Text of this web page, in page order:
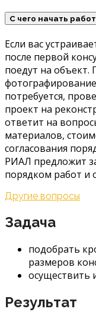
С чего начать
Если вас
после первой
поедут на объект.
потребуется,
проект на
ответит на
материалов,
согласования
РИАЛ предложит
порядком работ и
Другие вопросы
Задача
подобрать
размеров
осуществить
Результат